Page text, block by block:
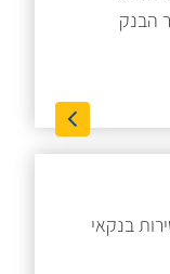
הבנק
בנקאי